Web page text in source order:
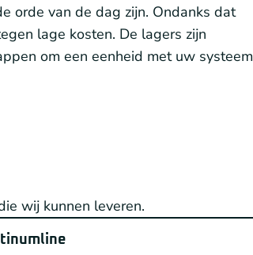
orde van de dag zijn. Ondanks dat
lage kosten. De lagers zijn
om een eenheid met uw systeem
wij kunnen leveren.